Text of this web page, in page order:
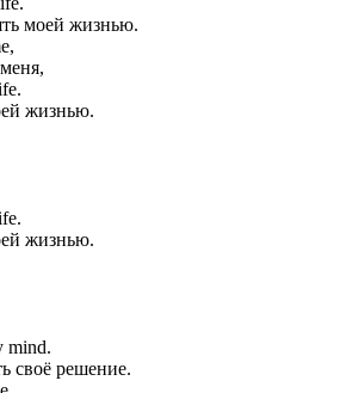
моей жизнью.
жизнью.
жизнью.
mind.
своё решение.